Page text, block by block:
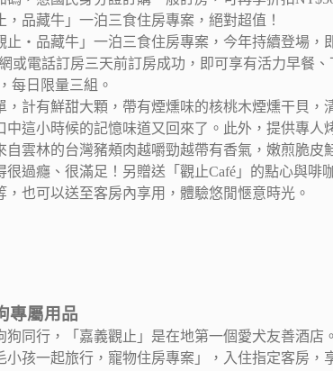
品藏牛」一泊三食住房專案，絕對超值！
止‧品藏牛」一泊三食住房專案，今年持續登場，
或電話訂房三天前訂房成功，即可享有活力早餐
每日限量三組。
，計有鮮甜大顆，帶有煙燻味的核桃木煙燻干貝
這小時候的記憶味道又回來了。此外，提供專人
自雲林的台灣豬頰肉越嚼勁越帶有香氣，嫩煎脆
很過癮、很滿足！另贈送「觀止Café」的點心與
也可以送至客房內享用，體驗悠閒愜意時光。
專屬用品
狗同行，「嘉義觀止」是在地第一個愛犬友善酒店
孩一起旅行，寵物住房專案」，入住指定客房，